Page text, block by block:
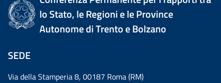
lo Stato, le Regioni e le Province
Autonome di Trento e Bolzano
SEDE
Via della Stamperia 8, 00187 Roma (RM)